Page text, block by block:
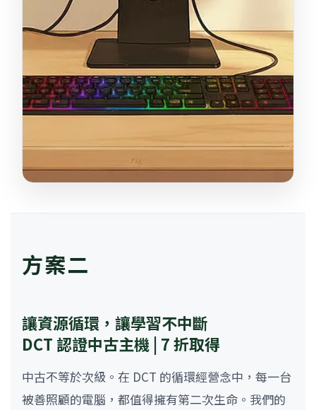
方案二
讓資源循環，讓學習不中斷
DCT 認證中古主機 | 7 折取得
中古不等於次級。在 DCT 的循環經營念中，每一台
被善照顧的電腦，都值得擁有第二次生命。我們的